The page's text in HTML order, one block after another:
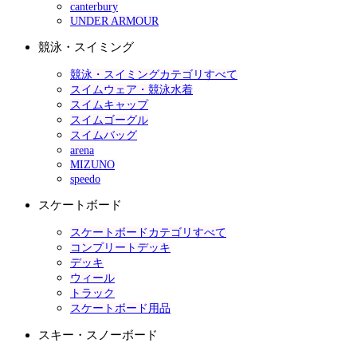
canterbury
UNDER ARMOUR
競泳・スイミング
競泳・スイミングカテゴリすべて
スイムウェア・競泳水着
スイムキャップ
スイムゴーグル
スイムバッグ
arena
MIZUNO
speedo
スケートボード
スケートボードカテゴリすべて
コンプリートデッキ
デッキ
ウィール
トラック
スケートボード用品
スキー・スノーボード